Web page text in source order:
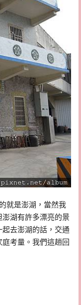
就是澎湖，當然我
湖有許多漂亮的景
去澎湖的話，交通
考量。我們這趟回